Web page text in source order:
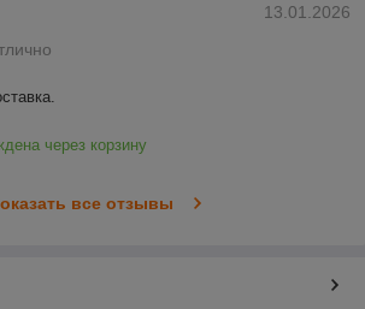
13.01.2026
через корзину
все отзывы